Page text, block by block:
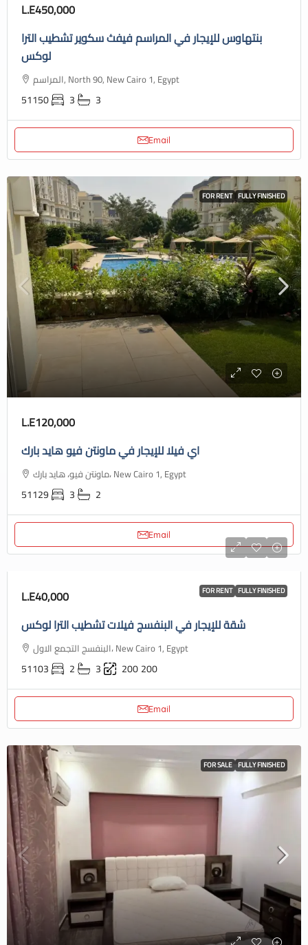
L.E450,000
بنتهاوس للإيجار في المراسم فيفث سكوير تشطيب الترا
لوكس
المراسم, North 90, New Cairo 1, Egypt
51150 3 3
Email
FOR RENT FULLY FINISHED
L.E120,000
اي فيلا للإيجار في ماونتن فيو هايد بارك
ماونتن فيو، هايد بارك، New Cairo 1, Egypt
51129 3 2
Email
FOR RENT FULLY FINISHED
L.E40,000
شقة للإيجار في البنفسج فيلات تشطيب الترا لوكس
البنفسج التجمع الاول، New Cairo 1, Egypt
51103 2 3 200200
Email
FOR SALE FULLY FINISHED